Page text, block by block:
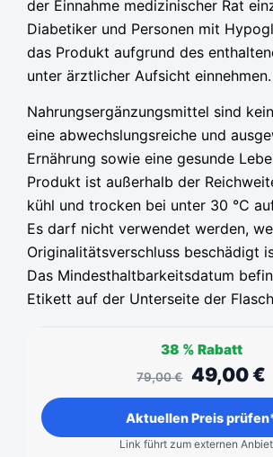
der Einnahme medizinischer Rat
Diabetiker und Personen mit
das Produkt aufgrund des
unter ärztlicher Aufsicht einnehmen.
Nahrungsergänzungsmittel sind
eine abwechslungsreiche und
Ernährung sowie eine gesunde
Produkt ist außerhalb der
kühl und trocken bei unter 30 °C
Es darf nicht verwendet werden,
Originalitätsverschluss beschädigt
Das Mindesthaltbarkeitsdatum
Etikett auf der Unterseite der
38 % Rabatt
79,00€ 49,00€
Aktuellen Preis
Link führt zum externen